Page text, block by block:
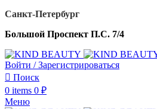
Санкт-Петербург
Большой Проспект П.С. 7/4
Войти / Зарегистрироваться
Поиск
0 items 0 ₽
Меню